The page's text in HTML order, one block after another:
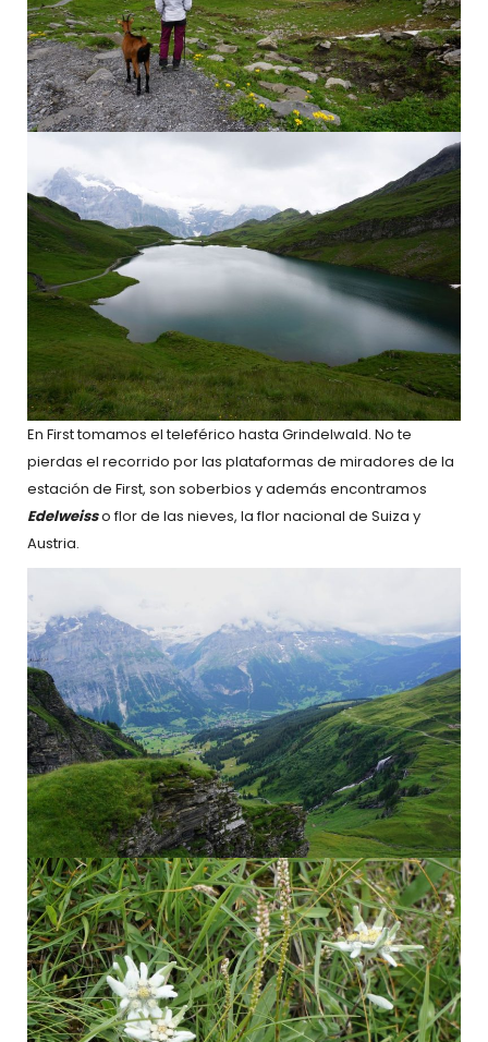
En First tomamos el teleférico hasta Grindelwald. No te
pierdas el recorrido por las plataformas de miradores de la
estación de First, son soberbios y además encontramos
Edelweisso flor de las nieves, la flor nacional de Suiza y
Austria.